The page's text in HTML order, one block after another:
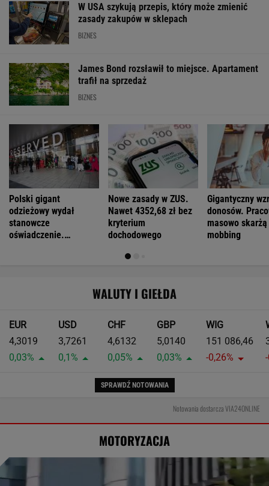
W USA szykują przepis, który może zmienić
zasady zakupów w sklepach
BIZNES
James Bond rozsławił to miejsce. Apartament
trafił na sprzedaż
BIZNES
Polski gigant
odzieżowy wydał
stanowcze
oświadczenie.
Nowe zasady w ZUS.
Nawet 4352,68 zł bez
kryterium
dochodowego
Gigantyczny
donosów.
masowo
mobbing
WALUTY I GIEŁDA
EUR
4,3019
0,03%
USD
3,7261
0,1%
CHF
4,6132
0,05%
GBP
5,0140
0,03%
WIG
151 086,46
-0,26%
SPRAWDŹ NOTOWANIA
Notowania dostarcza VIA24ONLINE
MOTORYZACJA